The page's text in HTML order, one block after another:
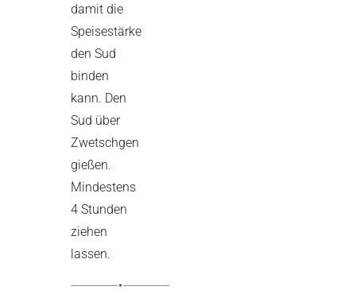
damit die
Speisestärke
den Sud
binden
kann. Den
Sud über
Zwetschgen
gießen.
Mindestens
4 Stunden
ziehen
lassen.